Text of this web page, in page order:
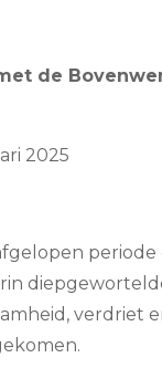
de
2025
verdriet